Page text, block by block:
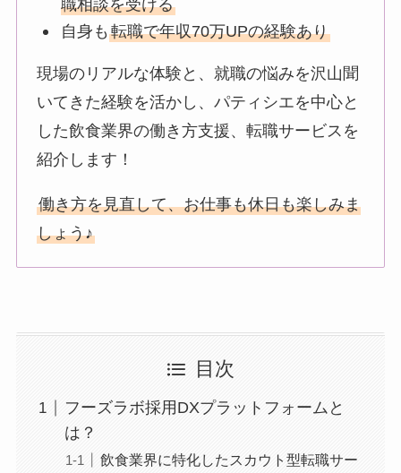
職相談を受ける
自身も転職で年収70万UPの経験あり
現場のリアルな体験と、就職の悩みを沢山聞
いてきた経験を活かし、パティシエを中心と
した飲食業界の働き方支援、転職サービスを
紹介します！
働き方を見直して、お仕事も休日も楽しみま
しょう♪
目次
フーズラボ採用DXプラットフォームと
は？
飲食業界に特化したスカウト型転職サー